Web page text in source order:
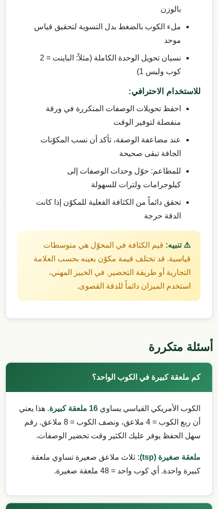
بالوزن
ملء الكوب بالضغط بدل التسوية لتحقيق قياس
موحد
نسيان تحويل الوحدة الكاملة (مثلاً: الباينت = 2
كوب وليس 1)
للاستخدام الاحترافي:
احفظ تحويلات الوصفات المتكررة في ورقة
منفصلة لتوفير الوقت
عند مضاعفة الوصفة، تأكد أن نسب المكوّنات
الجافة تبقى صحيحة
للمطاعم: حوّل وحدات الوصفات إلى
كيلوجرامات ولترات للسهولة
تحقق دائماً من الكثافة الفعلية للمكوّن إذا كانت
الدقة حرجة
⚠️ تنبيه: قيم الكثافة في المحوّل هي متوسطات
قياسية. قد تختلف قيمة مكوّن بعينه بحسب العلامة
التجارية أو طريقة التحضير. في الخبيز المهني،
استخدم الميزان دائماً للدقة القصوى.
أسئلة متكررة
كم ملعقة كبيرة في الكوب الواحد؟
الكوب الأمريكي القياسي يساوي 16 ملعقة كبيرة
. هذا يعني
أن ربع الكوب = 4 ملاعق، ونصف الكوب = 8 ملاعق. رقم
سهل الحفظ يوفر عليك الكثير وقت تحضير الوصفات.
ملعقة صغيرة (tsp):
ثلاث ملاعق صغيرة تساوي ملعقة
كبيرة واحدة. أي كوب واحد = 48 ملعقة صغيرة.